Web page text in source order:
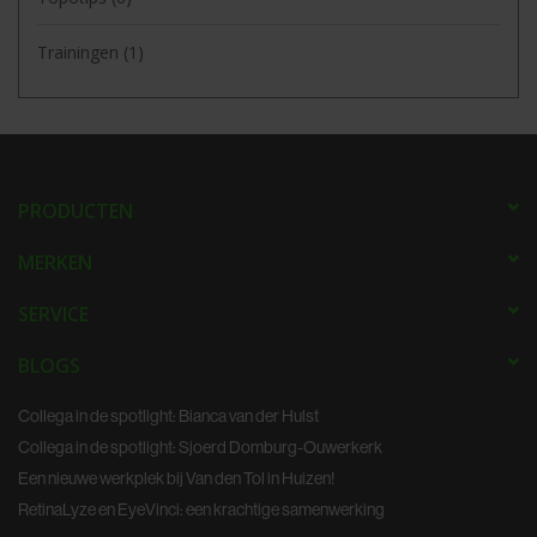
Trainingen (1)
PRODUCTEN
MERKEN
SERVICE
BLOGS
Collega in de spotlight: Bianca van der Hulst
Collega in de spotlight: Sjoerd Domburg-Ouwerkerk
Een nieuwe werkplek bij Van den Tol in Huizen!
RetinaLyze en EyeVinci: een krachtige samenwerking